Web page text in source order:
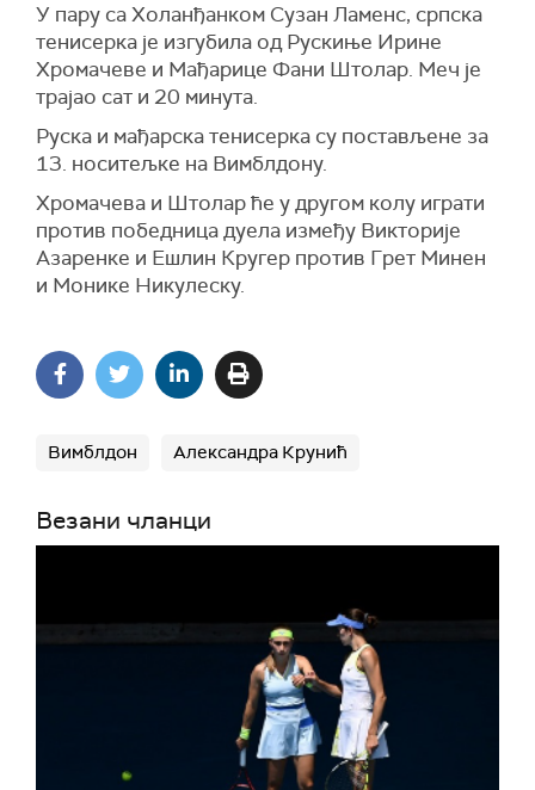
У пару са Холанђанком Сузан Ламенс, српска
тенисерка је изгубила од Рускиње Ирине
Хромачеве и Мађарице Фани Штолар. Меч је
трајао сат и 20 минута.
Руска и мађарска тенисерка су постављене за
13. носитељке на Вимблдону.
Хромачева и Штолар ће у другом колу играти
против победница дуела између Викторије
Азаренке и Ешлин Кругер против Грет Минен
и Монике Никулеску.
Вимблдон Александра Крунић
Везани чланци